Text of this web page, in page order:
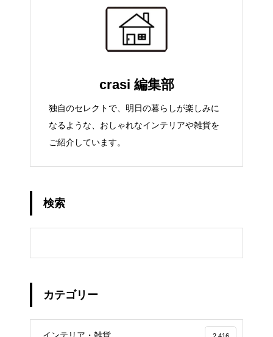
crasi 編集部
独自のセレクトで、明日の暮らしが楽しみに
なるような、おしゃれなインテリアや雑貨を
ご紹介しています。
検索
カテゴリー